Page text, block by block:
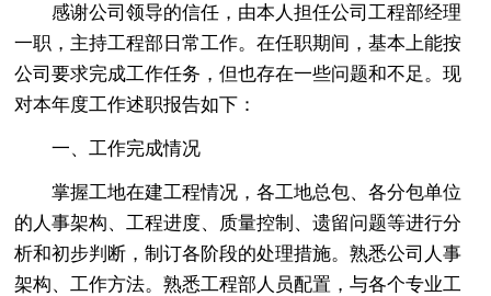
感谢公司领导的信任，由本人担任公司工程部经理
一职，主持工程部日常工作。在任职期间，基本上能按
公司要求完成工作任务，但也存在一些问题和不足。现
对本年度工作述职报告如下：
一、工作完成情况
掌握工地在建工程情况，各工地总包、各分包单位
的人事架构、工程进度、质量控制、遗留问题等进行分
析和初步判断，制订各阶段的处理措施。熟悉公司人事
架构、工作方法。熟悉工程部人员配置，与各个专业工